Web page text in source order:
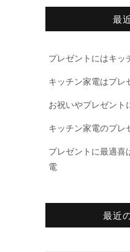
最
プレゼントにはキッ
キッチン家電はプレ
お祝いやプレゼント
キッチン家電のプレ
プレゼントに最適喜
電
最近